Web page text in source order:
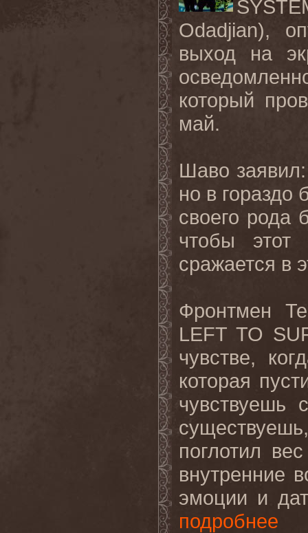
Odadjian),
выход на
который
май.
Шаво заявил:
но в гораздо
своего рода
чтобы
сражается в
Фронтмен
LEFT TO
чувстве,
которая
чувствуешь
поглотил
внутренние
эмоции и
подробнее